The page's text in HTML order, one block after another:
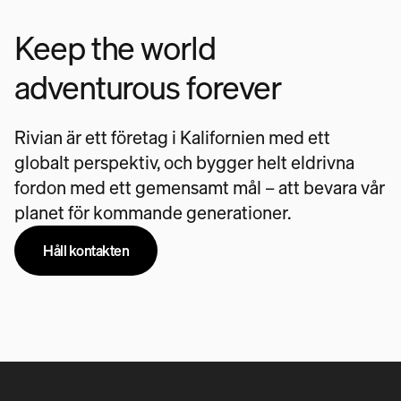
Keep the world
adventurous forever
Rivian är ett företag i Kalifornien med ett
globalt perspektiv, och bygger helt eldrivna
fordon med ett gemensamt mål – att bevara vår
planet för kommande generationer.
Håll kontakten